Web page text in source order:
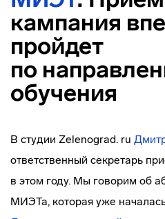
кампания
пройдет
по
обучения
В студии Zelenograd. ru
ответственный секретарь
в этом году. Мы говорим об
МИЭТа, которая уже